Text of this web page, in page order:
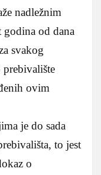
nadležnim
od dana
svakog
ovim
je do sada
to jest
o